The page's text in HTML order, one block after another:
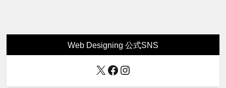
Web Designing 公式SNS
X Facebook
Instagram